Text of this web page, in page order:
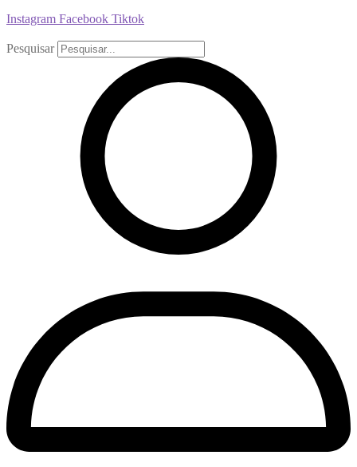
Instagram Facebook Tiktok
Pesquisar